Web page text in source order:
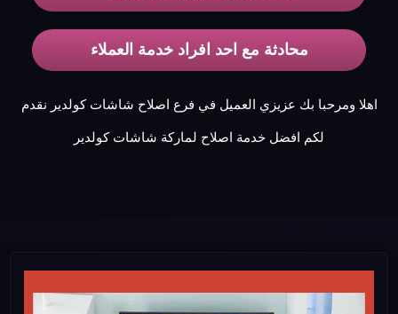
محادثة مع احد افراد خدمة العملاء
اهلا ومرحبا بك عزيزي العميل في فرع اصلاح شاشات كولدير نقدم
لكم افضل خدمة اصلاح لماركة شاشات كولدير